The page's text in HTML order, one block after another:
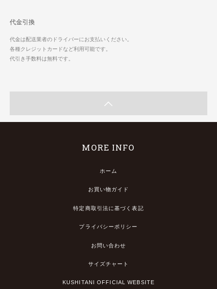
代金引換
代金は配送業者のドライバーにお支払いください。
各種クレジットカードなど利用可能です。
代引き手数料は無料です。
MORE INFO
ホーム
お買い物ガイド
特定商取引法に基づく表記
プライバシーポリシー
お問い合わせ
サイズチャート
KUSHITANI OFFICIAL WEBSITE